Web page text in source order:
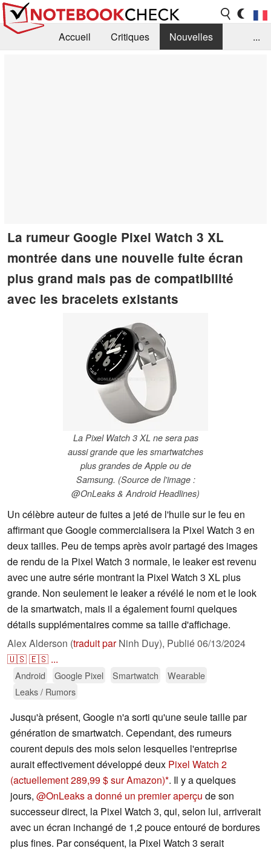
Accueil Critiques
Nouvelles
...
La rumeur Google Pixel Watch 3 XL
montrée dans une nouvelle fuite écran
plus grand mais pas de compatibilité
avec les bracelets existants
La Pixel Watch 3 XL ne sera pas
aussi grande que les smartwatches
plus grandes de Apple ou de
Samsung. (Source de l'image :
@OnLeaks & Android Headlines)
Un célèbre auteur de fuites a jeté de l'huile sur le feu en
affirmant que Google commercialisera la Pixel Watch 3 en
deux tailles. Peu de temps après avoir partagé des images
de rendu de la Pixel Watch 3 normale, le leaker est revenu
avec une autre série montrant la Pixel Watch 3 XL plus
grande. Non seulement le leaker a révélé le nom et le look
de la smartwatch, mais il a également fourni quelques
détails supplémentaires comme sa taille d'affichage.
Alex Alderson (traduit parNinh Duy), Publié06/13/2024
🇺🇸🇪🇸 ...
Android Google Pixel Smartwatch
Wearable
Leaks / Rumors
Jusqu'à présent, Google n'a sorti qu'une seule taille par
génération de smartwatch. Cependant, des rumeurs
courent depuis des mois selon lesquelles l'entreprise
aurait effectivement développé deux Pixel Watch 2
(actuellement 289,99 $ sur Amazon) . Il y a quelques
jours, @OnLeaks a donné un premier aperçu de son
successeur direct, la Pixel Watch 3, qui, selon lui, arriverait
avec un écran inchangé de 1,2 pouce entouré de bordures
plus fines. Par conséquent, la Pixel Watch 3 serait